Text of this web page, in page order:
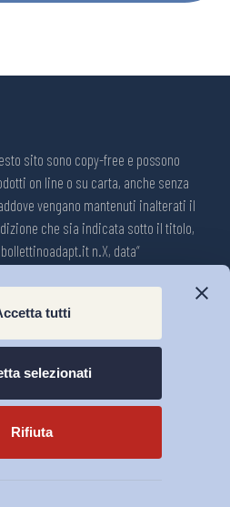
tutti
selezionati
Rifiuta
sito sono copy-free e possono
on line o su carta, anche senza
vengano mantenuti inalterati il
che sia indicata sotto il titolo,
n.X, data“
2001, Tribunale di Modena, Italia.
Tiraboschi; Direttrice ADAPT